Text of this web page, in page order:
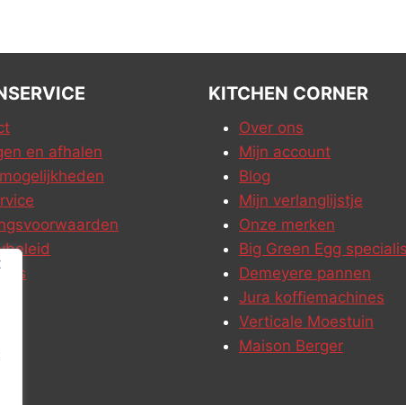
en afhalen
KITCHEN CORNER
Over ons
Mijn account
Blog
Mijn verlanglijstje
Onze merken
Big Green Egg
Demeyere pannen
Jura koffiemachines
Verticale Moestuin
Maison Berger